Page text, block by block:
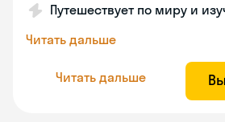
Путешествует по миру и
Читать дальше
Читать дальше